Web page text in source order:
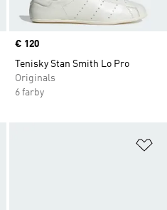
Price
€ 120
Tenisky Stan Smith Lo Pro
Originals
6 farby
Pridať do zoznamu želaných